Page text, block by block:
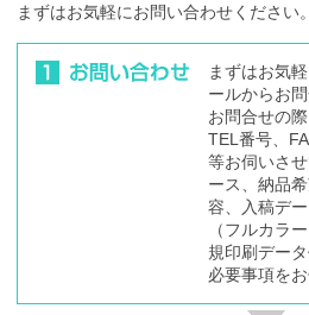
まずはお気軽にお問い合わせください。
まずはお気
ールからお
お問合せの
TEL番号、
等お伺いさ
ース、納品
容、入稿デ
（フルカラ
規印刷デー
必要事項を